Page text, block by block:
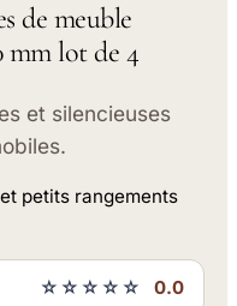
de meuble
mm lot de 4
et silencieuses
petits rangements
☆☆☆☆☆ 0.0